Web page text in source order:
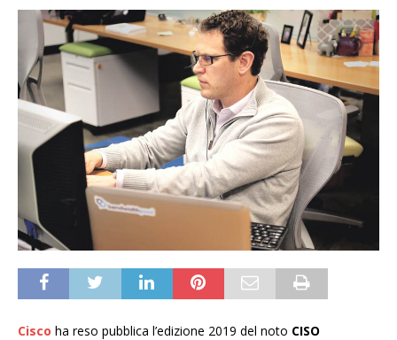
Cisco ha reso pubblica l’edizione 2019 del noto CISO